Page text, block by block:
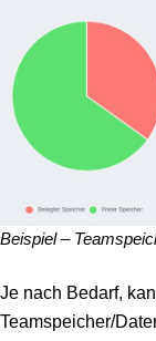
Beispiel –
Je nach Bedarf,
Teamspeicher/